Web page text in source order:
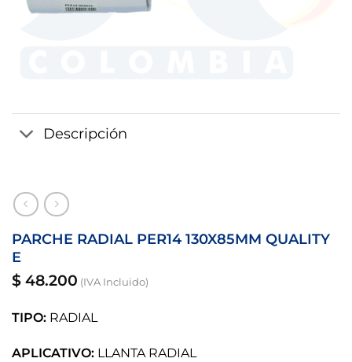
Descripción
PARCHE RADIAL PER14 130X85MM QUALITY
E
$ 48.200 (IVA Incluido)
TIPO: RADIAL
APLICATIVO: LLANTA RADIAL